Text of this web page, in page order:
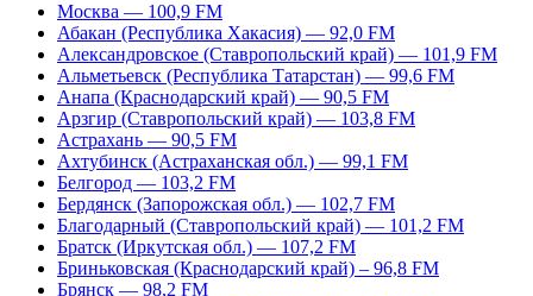
Москва — 100,9 FM
Абакан (Республика Хакасия) — 92,0 FM
Александровское (Ставропольский край) — 101,9 FM
Альметьевск (Республика Татарстан) — 99,6 FM
Анапа (Краснодарский край) — 90,5 FM
Арзгир (Ставропольский край) — 103,8 FM
Астрахань — 90,5 FM
Ахтубинск (Астраханская обл.) — 99,1 FM
Белгород — 103,2 FM
Бердянск (Запорожская обл.) — 102,7 FM
Благодарный (Ставропольский край) — 101,2 FM
Братск (Иркутская обл.) — 107,2 FM
Бриньковская (Краснодарский край) – 96,8 FM
Брянск — 98,2 FM